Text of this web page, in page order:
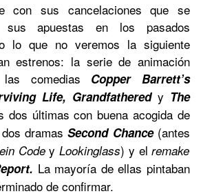
con sus cancelaciones que se
sus apuestas en los pasados
lo que no veremos la siguiente
estrenos: la serie de animación
comedias Copper Barrett’s
Life, Grandfatheredy The
dos últimas con buena acogida de
dramasSecond Chance(antes
Codey Lookinglass) y elremake
La mayoría de ellas pintaban
de confirmar.